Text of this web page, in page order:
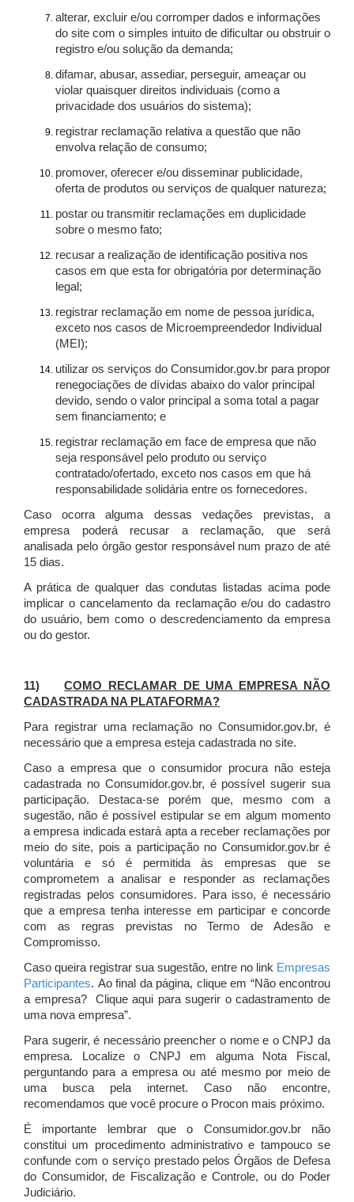
alterar, excluir e/ou corromper dados e informações
do site com o simples intuito de dificultar ou obstruir o
registro e/ou solução da demanda;
difamar, abusar, assediar, perseguir, ameaçar ou
violar quaisquer direitos individuais (como a
privacidade dos usuários do sistema);
registrar reclamação relativa a questão que não
envolva relação de consumo;
promover, oferecer e/ou disseminar publicidade,
oferta de produtos ou serviços de qualquer natureza;
postar ou transmitir reclamações em duplicidade
sobre o mesmo fato;
recusar a realização de identificação positiva nos
casos em que esta for obrigatória por determinação
legal;
registrar reclamação em nome de pessoa jurídica,
exceto nos casos de Microempreendedor Individual
(MEI);
utilizar os serviços do Consumidor.gov.br para propor
renegociações de dívidas abaixo do valor principal
devido, sendo o valor principal a soma total a pagar
sem financiamento; e
registrar reclamação em face de empresa que não
seja responsável pelo produto ou serviço
contratado/ofertado, exceto nos casos em que há
responsabilidade solidária entre os fornecedores.
Caso ocorra alguma dessas vedações previstas, a
empresa poderá recusar a reclamação, que será
analisada pelo órgão gestor responsável num prazo de até
15 dias.
A prática de qualquer das condutas listadas acima pode
implicar o cancelamento da reclamação e/ou do cadastro
do usuário, bem como o descredenciamento da empresa
ou do gestor.
11)COMO RECLAMAR DE UMA EMPRESA NÃO
CADASTRADA NA PLATAFORMA?
Para registrar uma reclamação no Consumidor.gov.br, é
necessário que a empresa esteja cadastrada no site.
Caso a empresa que o consumidor procura não esteja
cadastrada no Consumidor.gov.br, é possível sugerir sua
participação. Destaca-se porém que, mesmo com a
sugestão, não é possível estipular se em algum momento
a empresa indicada estará apta a receber reclamações por
meio do site, pois a participação no Consumidor.gov.br é
voluntária e só é permitida às empresas que se
comprometem a analisar e responder as reclamações
registradas pelos consumidores. Para isso, é necessário
que a empresa tenha interesse em participar e concorde
com as regras previstas no Termo de Adesão e
Compromisso.
Caso queira registrar sua sugestão, entre no link Empresas
Participantes. Ao final da página, clique em “Não encontrou
a empresa? Clique aqui para sugerir o cadastramento de
uma nova empresa”.
Para sugerir, é necessário preencher o nome e o CNPJ da
empresa. Localize o CNPJ em alguma Nota Fiscal,
perguntando para a empresa ou até mesmo por meio de
uma busca pela internet. Caso não encontre,
recomendamos que você procure o Procon mais próximo.
É importante lembrar que o Consumidor.gov.br não
constitui um procedimento administrativo e tampouco se
confunde com o serviço prestado pelos Órgãos de Defesa
do Consumidor, de Fiscalização e Controle, ou do Poder
Judiciário.